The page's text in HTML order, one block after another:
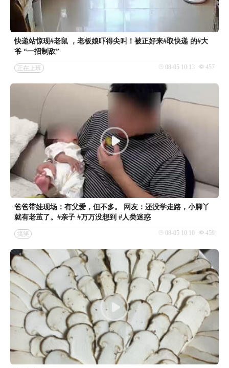
快递站惊现#老鼠 ，老板娘吓得尖叫！被正好来#取快递 的#大
爷 “一招制敌”
正在上班 08-05 10:13 457
爸爸带娃现场：有父爱，但不多。 网友：还没学走路，小脚丫
就有老茧了。#亲子 #万万没想到 #人类迷惑
搞笑 08-05 10:10 459